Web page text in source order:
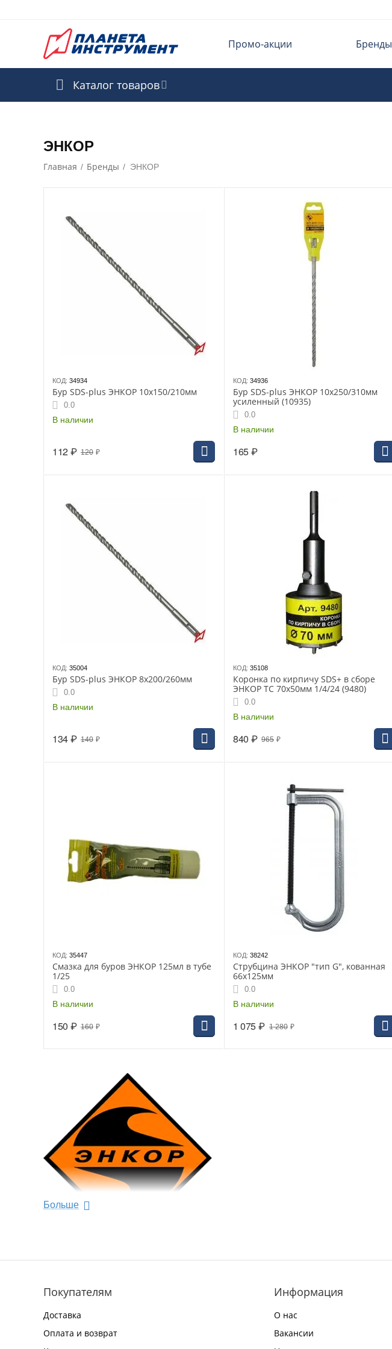
Промо-акции Бренды
Каталог товаров
ЭНКОР
Главная / Бренды / ЭНКОР
Больше
КОД: 34934
Бур SDS-plus ЭНКОР 10х150/210мм
0.0
В наличии
120 ₽
112₽
КОД: 34936
Бур SDS-plus ЭНКОР 10х250/310мм
усиленный (10935)
0.0
В наличии
165₽
КОД: 35004
Бур SDS-plus ЭНКОР 8х200/260мм
0.0
В наличии
140 ₽
134₽
КОД: 35108
Коронка по кирпичу SDS+ в сборе
ЭНКОР ТС 70х50мм 1/4/24 (9480)
0.0
В наличии
965 ₽
840 ₽
КОД: 35447
Смазка для буров ЭНКОР 125мл в тубе
1/25
0.0
В наличии
160 ₽
150 ₽
КОД: 38242
Струбцина ЭНКОР "тип G", кованная
66х125мм
0.0
В наличии
1 280 ₽
1 075₽
Покупателям
Доставка
Оплата и возврат
Информация
О нас
Вакансии